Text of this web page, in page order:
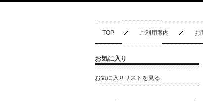
TOP ご利用案内 お
お気に入り
お気に入りリストを見る